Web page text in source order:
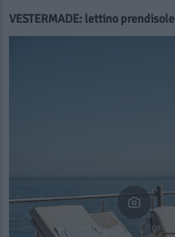
VESTERMADE: lettino prendisole